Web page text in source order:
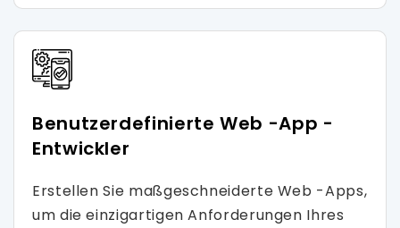
Benutzerdefinierte Web -App -
Entwickler
Erstellen Sie maßgeschneiderte Web -Apps,
um die einzigartigen Anforderungen Ihres